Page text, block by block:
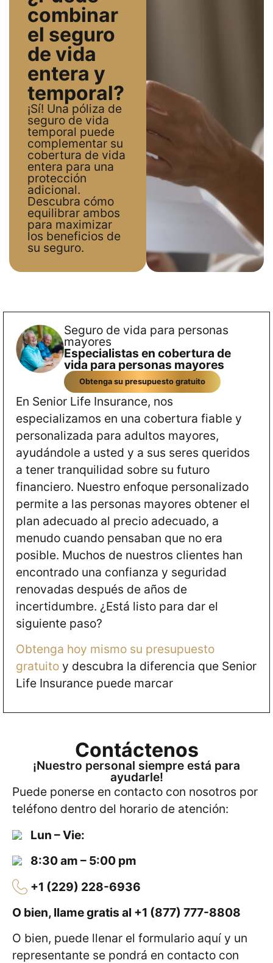
combinar
el seguro
de vida
entera y
temporal?
¡Sí! Una póliza de
seguro de vida
temporal puede
complementar su
cobertura de vida
entera para una
protección
adicional.
Descubra cómo
equilibrar ambos
para maximizar
los beneficios de
su seguro.
Seguro de vida para personas
mayores
Especialistas en cobertura de
vida para personas mayores
Obtenga su presupuesto gratuito
En Senior Life Insurance, nos
especializamos en una cobertura fiable y
personalizada para adultos mayores,
ayudándole a usted y a sus seres queridos
a tener tranquilidad sobre su futuro
financiero. Nuestro enfoque personalizado
permite a las personas mayores obtener el
plan adecuado al precio adecuado, a
menudo cuando pensaban que no era
posible. Muchos de nuestros clientes han
encontrado una confianza y seguridad
renovadas después de años de
incertidumbre. ¿Está listo para dar el
siguiente paso?
Obtenga hoy mismo su presupuesto
gratuito y descubra la diferencia que Senior
Life Insurance puede marcar
Contáctenos
¡Nuestro personal siempre está para
ayudarle!
Puede ponerse en contacto con nosotros por
teléfono dentro del horario de atención:
Lun – Vie:
8:30 am – 5:00 pm
+1 (229) 228-6936
O bien, llame gratis al +1 (877) 777-8808
O bien, puede llenar el formulario aquí y un
representante se pondrá en contacto con